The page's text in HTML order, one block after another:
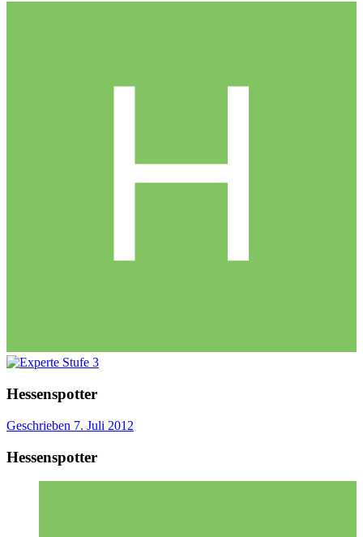
Hessenspotter
Geschrieben 7. Juli 2012
Hessenspotter